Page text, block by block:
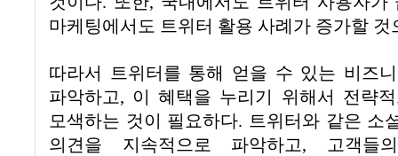
마케팅에서도 트위터 활용 사례가 증가할 것
따라서 트위터를 통해 얻을 수 있는 비즈
파악하고, 이 혜택을 누리기 위해서 전략
모색하는 것이 필요하다. 트위터와 같은 소
의견을 지속적으로 파악하고,
고객들